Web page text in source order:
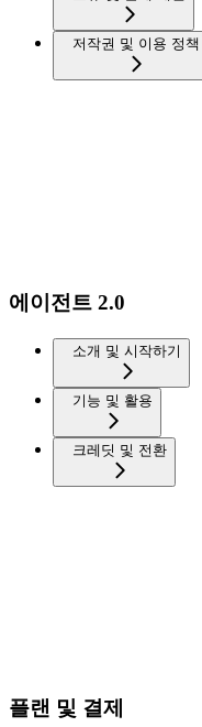
저작권 및 이용 정책
에이전트 2.0
소개 및 시작하기
기능 및 활용
크레딧 및 전환
플랜 및 결제